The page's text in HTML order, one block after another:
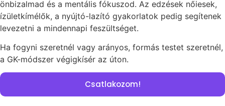
önbizalmad és a mentális fókuszod. Az edzések nőiesek,
ízületkímélők, a nyújtó-lazító gyakorlatok pedig segítenek
levezetni a mindennapi feszültséget.
Ha fogyni szeretnél vagy arányos, formás testet szeretnél,
a GK-módszer végigkísér az úton.
Csatlakozom!